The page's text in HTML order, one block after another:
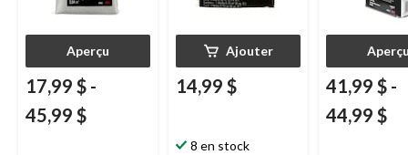
Aperçu
17,99 $ -
45,99 $
Ajouter
14,99 $
8 en stock
41,99 $ -
44,99 $